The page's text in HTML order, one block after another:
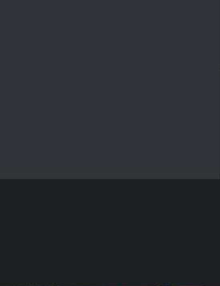
uma campanha satisfatória, enquanto
prolongam a experiência por meio de
O suporte pós-lançamento inclui
Endless Moto Mode, mantendo o jogo